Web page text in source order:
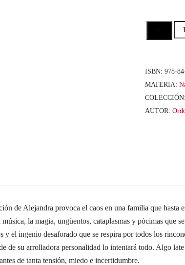
5
−
ISBN:978-
MATERIA:
AUTOR:
de Alejandra provoca el caos en una familia que
la magia, ungüentos, cataplasmas y pócimas que
el ingenio desaforado que se respira por todos los
de su arrolladora personalidad lo intentará todo. Algo
de tanta tensión, miedo e incertidumbre.